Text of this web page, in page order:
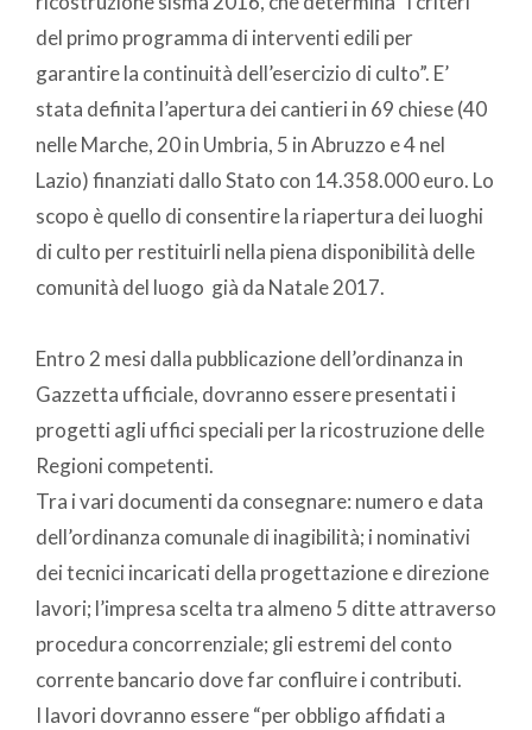
del primo programma di interventi edili per
garantire la continuità dell’esercizio di culto”. E’
stata definita l’apertura dei cantieri in 69 chiese (40
nelle Marche, 20 in Umbria, 5 in Abruzzo e 4 nel
Lazio) finanziati dallo Stato con 14.358.000 euro. Lo
scopo è quello di consentire la riapertura dei luoghi
di culto per restituirli nella piena disponibilità delle
comunità del luogo già da Natale 2017.
Entro 2 mesi dalla pubblicazione dell’ordinanza in
Gazzetta ufficiale, dovranno essere presentati i
progetti agli uffici speciali per la ricostruzione delle
Regioni competenti.
Tra i vari documenti da consegnare: numero e data
dell’ordinanza comunale di inagibilità; i nominativi
dei tecnici incaricati della progettazione e direzione
lavori; l’impresa scelta tra almeno 5 ditte attraverso
procedura concorrenziale; gli estremi del conto
corrente bancario dove far confluire i contributi.
I lavori dovranno essere “per obbligo affidati a